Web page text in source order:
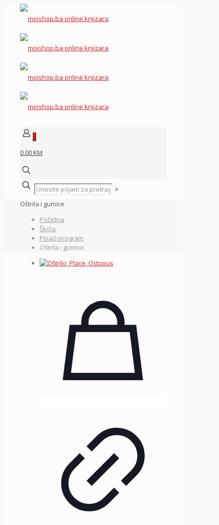
0
0.00 KM
✕
Oštrila i gumice
Početna
Škola
Pisaći program
Oštrila i gumice